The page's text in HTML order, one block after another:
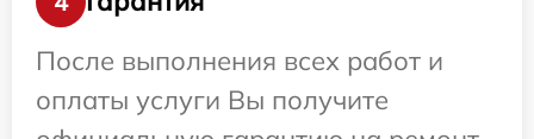
После выполнения всех работ и
оплаты услуги Вы получите